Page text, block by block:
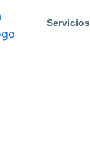
Servicios